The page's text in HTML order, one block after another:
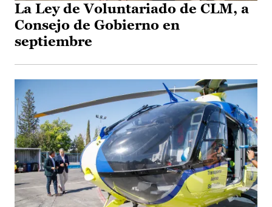
La Ley de Voluntariado de CLM, a
Consejo de Gobierno en
septiembre